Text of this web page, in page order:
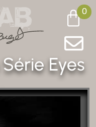
0
Série Eyes